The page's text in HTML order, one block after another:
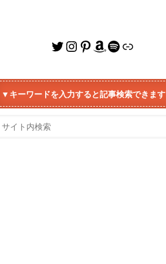
Twitter
Instagram
Pinterest
Amazon
Spotify
リンク
▼キーワードを入力すると記事検索できます